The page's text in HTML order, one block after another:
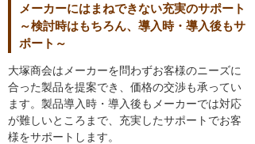
メーカーにはまねできない充実のサポート
～検討時はもちろん、導入時・導入後もサ
ポート～
大塚商会はメーカーを問わずお客様のニーズに
合った製品を提案でき、価格の交渉も承ってい
ます。製品導入時・導入後もメーカーでは対応
が難しいところまで、充実したサポートでお客
様をサポートします。